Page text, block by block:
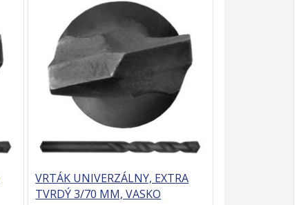
VRTÁK UNIVERZÁLNY, EXTRA
TVRDÝ 3/70 MM, VASKO